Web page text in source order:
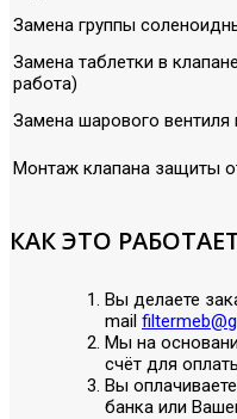
Замена группы
Замена таблетки в
работа)
Замена шарового
Монтаж клапана защиты
КАК ЭТО
Вы делаете
mail
Мы на
счёт для
Вы
банка или